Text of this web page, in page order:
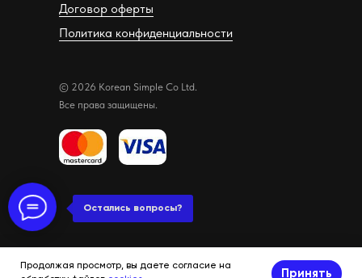
Продолжая просмотр, вы даете согласие на
Принять
Остались вопросы?
Договор оферты
Политика конфиденциальности
© 2026 Korean Simple Co Ltd.
Все права защищены.